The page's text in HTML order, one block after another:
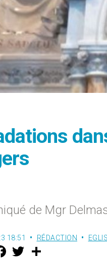
de Mgr
18:51 RÉDACTION
F
a w